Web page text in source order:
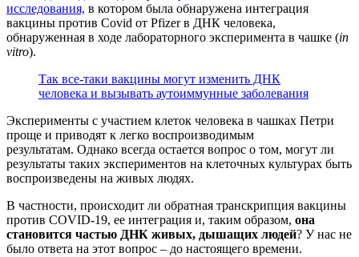
исследования, в котором была обнаружена интеграция
вакцины против Covid от Pfizer в ДНК человека,
обнаруженная в ходе лабораторного эксперимента в чашке (in
vitro).
Так все-таки вакцины могут изменить ДНК
человека и вызывать аутоиммунные заболевания
Эксперименты с участием клеток человека в чашках Петри
проще и приводят к легко воспроизводимым
результатам. Однако всегда остается вопрос о том, могут ли
результаты таких экспериментов на клеточных культурах быть
воспроизведены на живых людях.
В частности, происходит ли обратная транскрипция вакцины
против COVID-19, ее интеграция и, таким образом, она
становится частью ДНК живых, дышащих людей? У нас не
было ответа на этот вопрос – до настоящего времени.